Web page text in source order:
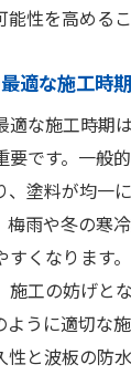
性を高める
適な施工時期
適な施工時期
要です。一般
、塗料が均一
雨や冬の寒
すくなります
施工の妨げと
ように適切な
性と波板の防